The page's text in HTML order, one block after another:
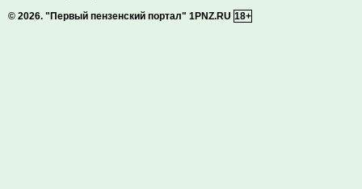
© 2026. "Первый пензенский портал" 1PNZ.RU 18+